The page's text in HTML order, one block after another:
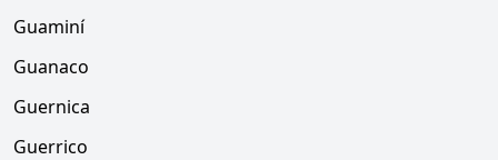
Guaminí
Guanaco
Guernica
Guerrico